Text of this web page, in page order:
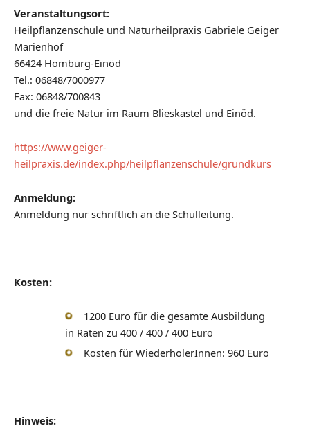
Veranstaltungsort:
Heilpflanzenschule und Naturheilpraxis Gabriele Geiger
Marienhof
66424 Homburg-Einöd
Tel.: 06848/7000977
Fax: 06848/700843
und die freie Natur im Raum Blieskastel und Einöd.
https://www.geiger-
heilpraxis.de/index.php/heilpflanzenschule/grundkurs
Anmeldung:
Anmeldung nur schriftlich an die Schulleitung.
Kosten:
1200 Euro für die gesamte Ausbildung
in Raten zu 400 / 400 / 400 Euro
Kosten für WiederholerInnen: 960 Euro
Hinweis: